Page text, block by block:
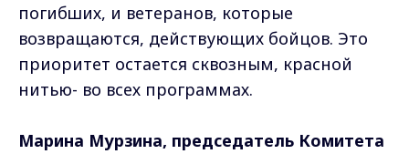
погибших, и ветеранов, которые
возвращаются, действующих бойцов. Это
приоритет остается сквозным, красной
нитью- во всех программах.
Марина Мурзина, председатель Комитета